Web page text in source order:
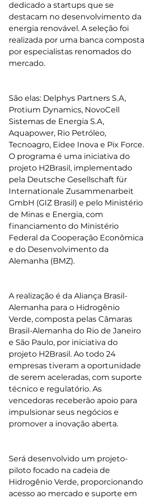
dedicado a startups que se
destacam no desenvolvimento da
energia renovável. A seleção foi
realizada por uma banca composta
por especialistas renomados do
mercado.
São elas: Delphys Partners S.A,
Protium Dynamics, NovoCell
Sistemas de Energia S.A,
Aquapower, Rio Petróleo,
Tecnoagro, Eidee Inova e Pix Force.
O programa é uma iniciativa do
projeto H2Brasil, implementado
pela Deutsche Gesellschaft für
Internationale Zusammenarbeit
GmbH (GIZ Brasil) e pelo Ministério
de Minas e Energia, com
financiamento do Ministério
Federal da Cooperação Econômica
e do Desenvolvimento da
Alemanha (BMZ).
A realização é da Aliança Brasil-
Alemanha para o Hidrogênio
Verde, composta pelas Câmaras
Brasil-Alemanha do Rio de Janeiro
e São Paulo, por iniciativa do
projeto H2Brasil. Ao todo 24
empresas tiveram a oportunidade
de serem aceleradas, com suporte
técnico e regulatório. As
vencedoras receberão apoio para
impulsionar seus negócios e
promover a inovação aberta.
Será desenvolvido um projeto-
piloto focado na cadeia de
Hidrogênio Verde, proporcionando
acesso ao mercado e suporte em